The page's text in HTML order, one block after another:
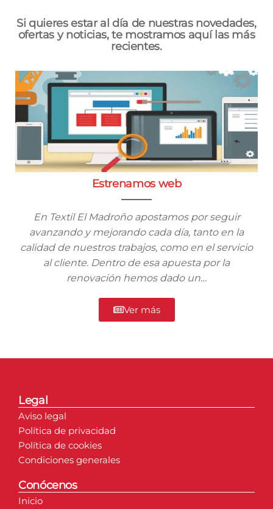
Si quieres estar al día de nuestras novedades,
ofertas y noticias, te mostramos aquí las más
recientes.
Estrenamos web
En Textil El Madroño apostamos por seguir
avanzando y mejorando cada día, tanto en la
calidad de nuestros trabajos, como en el servicio
al cliente. Dentro de esa apuesta por la
renovación hemos dado un…
Ver más
Legal
Aviso legal
Política de privacidad
Política de cookies
Condiciones generales
Conócenos
Inicio